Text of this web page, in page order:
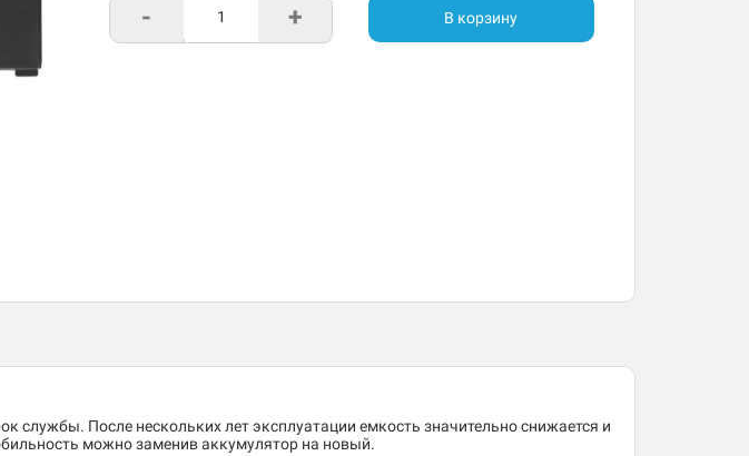
- + В корзину
После нескольких лет эксплуатации емкость значительно снижается и
можно заменив аккумулятор на новый.